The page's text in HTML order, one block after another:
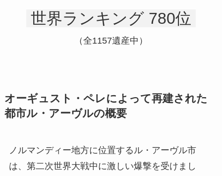
世界ランキング 780位
（全1157遺産中）
オーギュスト・ペレによって再建された
都市ル・アーヴルの概要
ノルマンディー地方に位置するル・アーヴル市
は、第二次世界大戦中に激しい爆撃を受けまし